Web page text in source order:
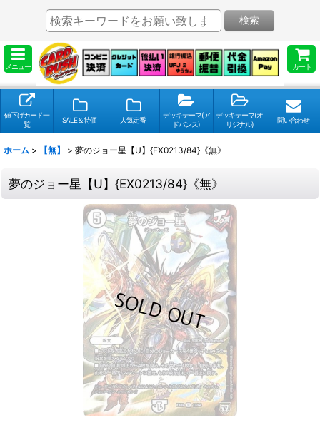
メニュー カート
検索
値下げカード一
覧
SALE＆特価 人気定番
デッキテーマ(ア
ドバンス)
デッキテーマ(オ
リジナル)
問い合わせ
ホーム > 【無】 > 夢のジョー星【U】{EX0213/84}《無》
夢のジョー星【U】{EX0213/84}《無》